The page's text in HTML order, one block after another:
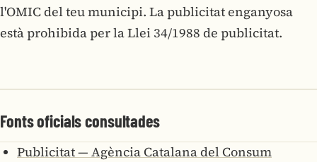
l'OMIC del teu municipi. La publicitat enganyosa
està prohibida per la Llei 34/1988 de publicitat.
Fonts oficials consultades
Publicitat — Agència Catalana del Consum